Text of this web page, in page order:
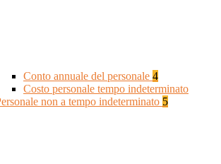
Conto annuale del personale 4
Costo personale tempo indeterminato
non a tempo indeterminato 5